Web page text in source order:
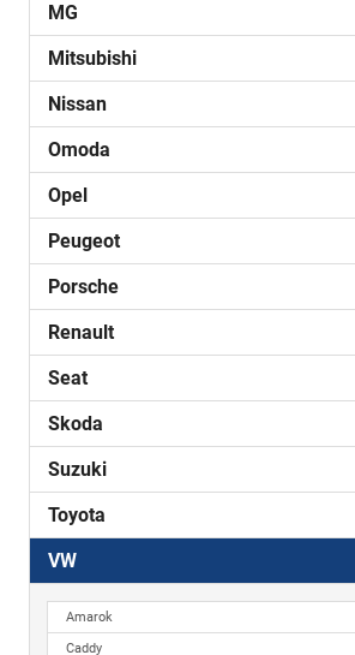
MG
Mitsubishi
Nissan
Omoda
Opel
Peugeot
Porsche
Renault
Seat
Skoda
Suzuki
Toyota
VW
Amarok
Caddy